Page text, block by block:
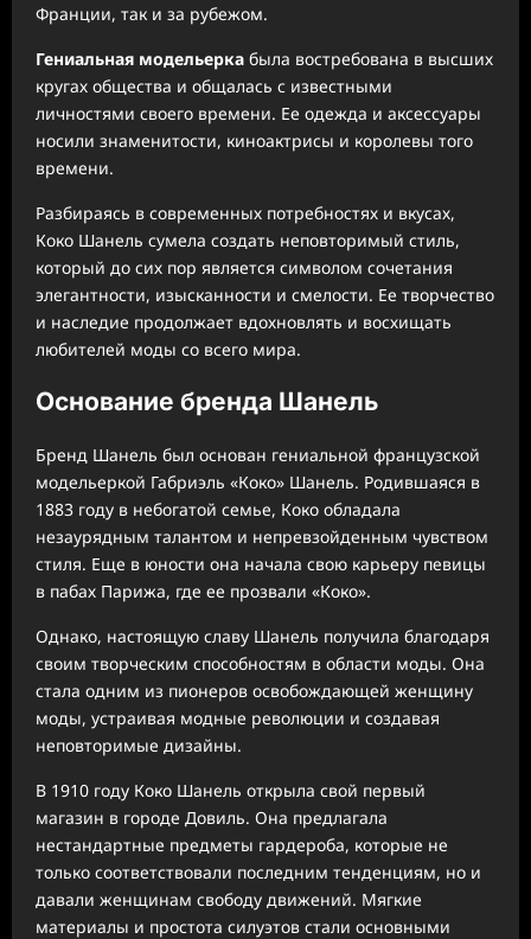
Франции, так и за рубежом.
Гениальная модельерка была востребована в высших
кругах общества и общалась с известными
личностями своего времени. Ее одежда и аксессуары
носили знаменитости, киноактрисы и королевы того
времени.
Разбираясь в современных потребностях и вкусах,
Коко Шанель сумела создать неповторимый стиль,
который до сих пор является символом сочетания
элегантности, изысканности и смелости. Ее творчество
и наследие продолжает вдохновлять и восхищать
любителей моды со всего мира.
Основание бренда Шанель
Бренд Шанель был основан гениальной французской
модельеркой Габриэль «Коко» Шанель. Родившаяся в
1883 году в небогатой семье, Коко обладала
незаурядным талантом и непревзойденным чувством
стиля. Еще в юности она начала свою карьеру певицы
в пабах Парижа, где ее прозвали «Коко».
Однако, настоящую славу Шанель получила благодаря
своим творческим способностям в области моды. Она
стала одним из пионеров освобождающей женщину
моды, устраивая модные революции и создавая
неповторимые дизайны.
В 1910 году Коко Шанель открыла свой первый
магазин в городе Довиль. Она предлагала
нестандартные предметы гардероба, которые не
только соответствовали последним тенденциям, но и
давали женщинам свободу движений. Мягкие
материалы и простота силуэтов стали основными